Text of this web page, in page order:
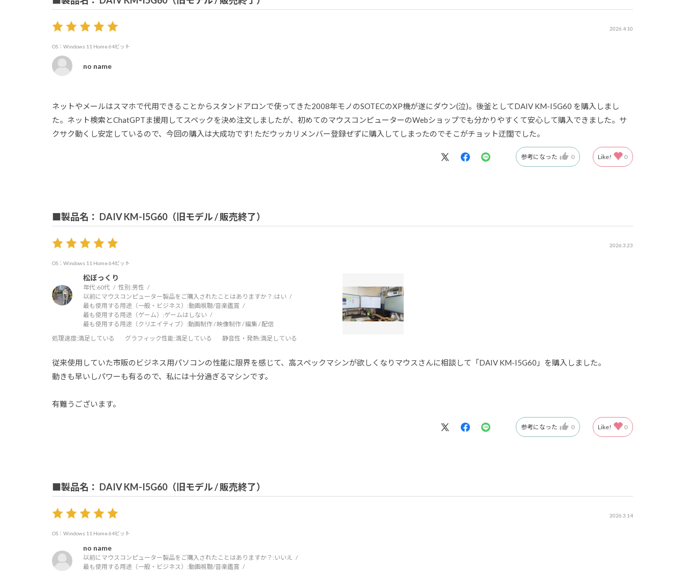
2026.4.10
OS：Windows 11 Home 64ビット
no name
ネットやメールはスマホで代用できることからスタンドアロンで使ってきた2008年モノのSOTECのXP機が遂にダウン(泣)。後釜としてDAIV KM-I5G60 を購入しまし
た。ネット検索とChatGPTま援用してスペックを決め注文しましたが、初めてのマウスコンピューターのWebショップでも分かりやすくて安心して購入できました。サ
クサク動くし安定しているので、今回の購入は大成功です! ただウッカリメンバー登録ぜずに購入してしまったのでそこがチョット迂闊でした。
参考になった 0 Like! 0
■製品名： DAIV KM-I5G60（旧モデル / 販売終了）
2026.3.23
OS：Windows 11 Home 64ビット
松ぼっくり
年代:60代 性別:男性
以前にマウスコンピューター製品をご購入されたことはありますか？:はい
最も使用する用途（一般・ビジネス）:動画視聴/音楽鑑賞
最も使用する用途（ゲーム）:ゲームはしない
最も使用する用途（クリエイティブ）:動画制作 / 映像制作 / 編集 / 配信
処理速度:満足している グラフィック性能:満足している 静音性・発熱:満足している
従来使用していた市販のビジネス用パソコンの性能に限界を感じて、高スペックマシンが欲しくなりマウスさんに相談して「DAIV KM-I5G60」を購入しました。
動きも早いしパワーも有るので、私には十分過ぎるマシンです。
有難うございます。
参考になった 0 Like! 0
■製品名： DAIV KM-I5G60（旧モデル / 販売終了）
2026.3.14
OS：Windows 11 Home 64ビット
no name
以前にマウスコンピューター製品をご購入されたことはありますか？: いいえ
最も使用する用途（一般・ビジネス）:動画視聴/音楽鑑賞